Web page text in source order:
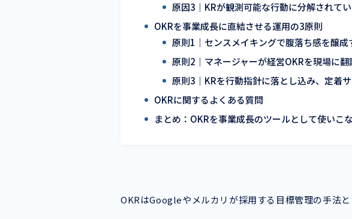
原因3｜KRが観測可能な行動に分解されて
OKRを事業成長に直結させる運用の3原則
原則1｜センスメイキングで腹落ち感を醸成
原則2｜マネージャーが経営OKRを現場に翻
原則3｜KRを行動指針に落とし込み、定着
OKRに関するよくある質問
まとめ：OKRを事業成長のツールとして使いこ
OKRはGoogleやメルカリが採用する目標管理の手法と